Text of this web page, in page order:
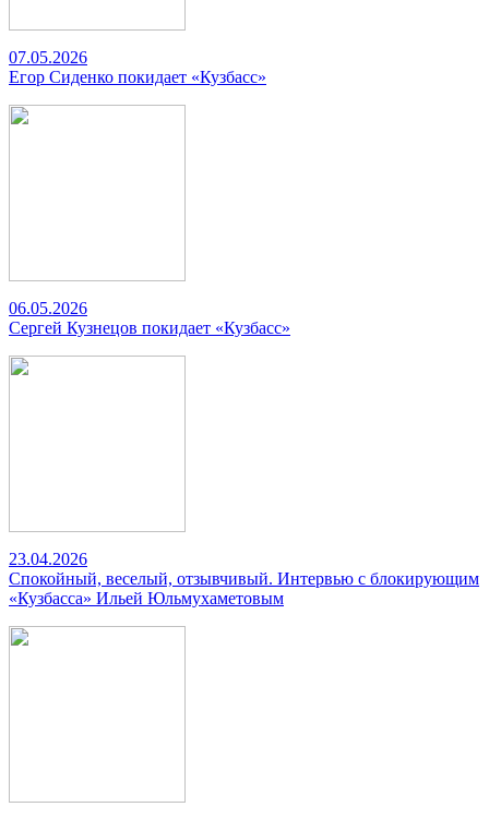
07.05.2026
Егор Сиденко покидает «Кузбасс»
06.05.2026
Сергей Кузнецов покидает «Кузбасс»
23.04.2026
Спокойный, веселый, отзывчивый. Интервью с блокирующим
«Кузбасса» Ильей Юльмухаметовым